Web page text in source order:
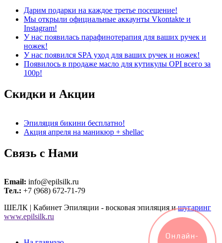
Дарим подарки на каждое третье посещение!
Мы открыли официальные аккаунты Vkontakte и
Instagram!
У нас появилась парафинотерапия для ваших ручек и
ножек!
У нас появился SPA уход для ваших ручек и ножек!
Появилось в продаже масло для кутикулы OPI всего за
100р!
Скидки и Акции
Эпиляция бикини бесплатно!
Акция апреля на маникюр + shellac
Связь с Нами
Email: info@epilsilk.ru
Тел.: +7 (968) 672-71-79
ШЕЛК | Кабинет Эпиляции - восковая эпиляция ишугаринг
www.epilsilk.ru
Онлайн-